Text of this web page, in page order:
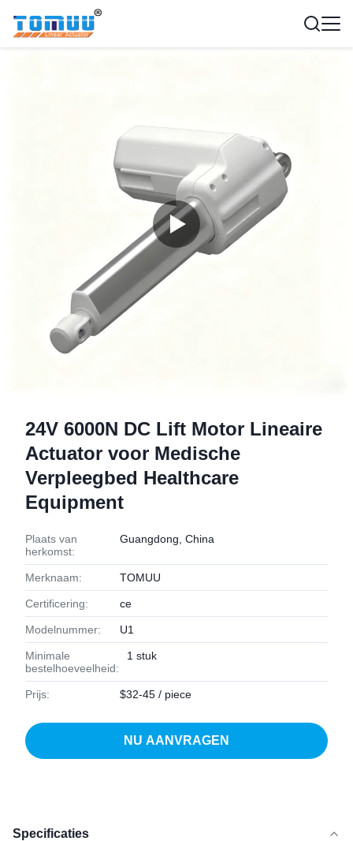
24V 6000N DC Lift Motor Lineaire
Actuator voor Medische
Verpleegbed Healthcare
Equipment
Plaats van
herkomst:
Guangdong, China
Merknaam: TOMUU
Certificering: ce
Modelnummer: U1
Minimale
bestelhoeveelheid:
1 stuk
Prijs: $32-45 / piece
NU AANVRAGEN
Specificaties